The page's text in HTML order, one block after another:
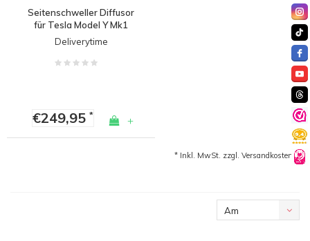
Seitenschweller Diffusor
für Tesla Model Y Mk1
Facelift Premium
Deliverytime
€249,95* +
* Inkl. MwSt. zzgl. Versandkosten
Am